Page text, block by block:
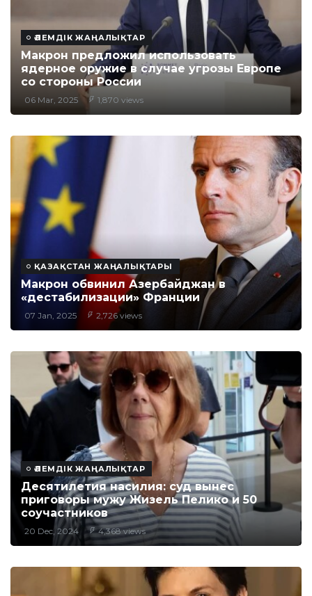
ӘЛЕМДІК ЖАҢАЛЫҚТАР
Макрон предложил использовать
ядерное оружие в случае угрозы Европе
со стороны России
06 Mar, 2025 1,870 views
ҚАЗАҚСТАН ЖАҢАЛЫҚТАРЫ
Макрон обвинил Азербайджан в
«дестабилизации» Франции
07 Jan, 2025 2,726 views
ӘЛЕМДІК ЖАҢАЛЫҚТАР
Десятилетия насилия: суд вынес
приговоры мужу Жизель Пелико и 50
соучастников
20 Dec, 2024 4,368 views